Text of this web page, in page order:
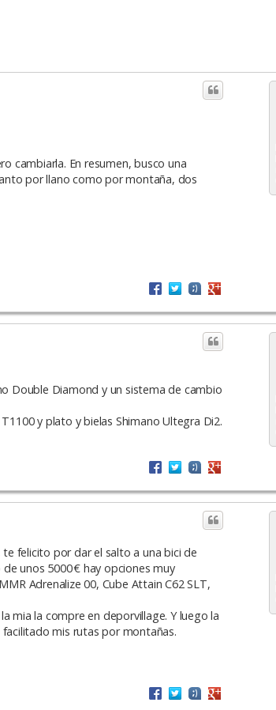
cambiarla. En resumen, busco una
por llano como por montaña, dos
Double Diamond y un sistema de cambio
y plato y bielas Shimano Ultegra Di2.
felicito por dar el salto a una bici de
unos 5000 € hay opciones muy
Adrenalize 00, Cube Attain C62 SLT,
mia la compre en deporvillage. Y luego la
mis rutas por montañas.